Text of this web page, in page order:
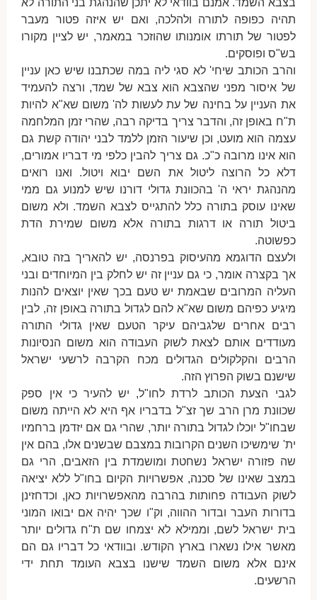
תהיה כפופה לתורה ולהלכה, ואם יש איזה פטור מעבר
לפטור של תורתו אומנותו שהוזכר במאמר, יש לציין מקורו
בש"ס ופוסקים.
והרב הכותב שיחי' לא סגי ליה במה שכתבנו שיש כאן עניין
של איסור מפני שהצבא הוא צבא של שמד, ורצה להעמיד
את העניין על בחינה של עת לעשות לה' משום שא"א להיות
ת"ח באופן זה, והדבר צריך בדיקה רבה, שהרי זמן המלחמה
עצמה הוא מועט, וכן שיעור הזמן ללמד לבני יהודה קשת גם
הוא אינו מרובה כ"כ. גם צריך להבין כלפי מי דבריו אמורים,
דלא כל הרוצה ליטול את השם יבוא ויטול. ואנו רואים
מהנהגת יראי ה' בהכוונת גדולי דורנו שיש למנוע גם ממי
שאינו עוסק בתורה כלל להתגייס לצבא השמד. ולא משום
ביטול תורה או דרגות בתורה אלא משום שמירת הדת
כפשוטה.
ולעצם הדוגמא מהעיסוק בפרנסה, יש להאריך בזה טובא,
אך בקצרה אומר, כי גם עניין זה יש לחלק בין המיוחדים ובני
העליה המרובים שבאמת יש טעם בכך שאין יוצאים להנות
מיגיע כפיהם משום שא"א להם לגדול בתורה באופן זה, לבין
רבים אחרים שלגביהם עיקר הטעם שאין גדולי התורה
מעודדים אותם לצאת לשוק העבודה הוא משום הנסיונות
הרבים והקלקולים הגדולים מכח הקרבה לרשעי ישראל
שישנם בשוק הפרוץ הזה.
לגבי הצעת הכותב לרדת לחו"ל, יש להעיר כי אין ספק
שכוונת מרן הרב שך זצ"ל בדבריו אף היא לא הייתה משום
שבחו"ל יוכלו לגדול בתורה יותר, שהרי גם אם יזדמן ברחמיו
ית' שימשיכו השנים הקרובות במצבם שבשנים אלו, בהם אין
שה פזורה ישראל נשחטת ומושמדת בין הזאבים, הרי גם
במצב שאינו של סכנה, אפשרויות הקיום בחו"ל ללא יציאה
לשוק העבודה פחותות בהרבה מהאפשרויות כאן, וכדחזינן
בדורות העבר ובדור ההווה, וק"ו שכך יהיה אם יבואו המוני
בית ישראל לשם, וממילא לא יצמחו שם ת"ח גדולים יותר
מאשר אילו נשארו בארץ הקודש. ובוודאי כל דבריו גם הם
אינם אלא משום השמד שישנו בצבא העומד תחת ידי
הרשעים.